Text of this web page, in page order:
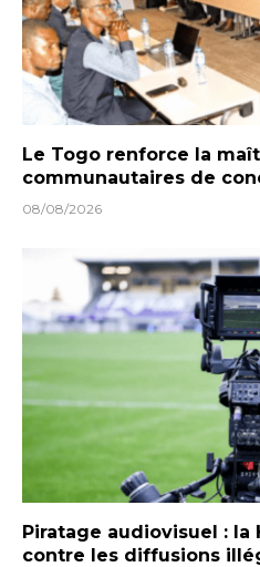
Le Togo renforce la
communautaires de
08/08/2026
Piratage audiovisuel : la
contre les diffusions